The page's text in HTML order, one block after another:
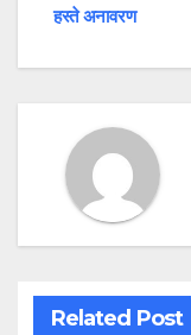
हस्ते अनावरण
Related Post